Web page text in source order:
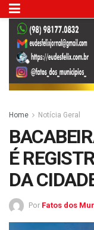
Home Notícia Geral
É
DA
Por Fatos dos